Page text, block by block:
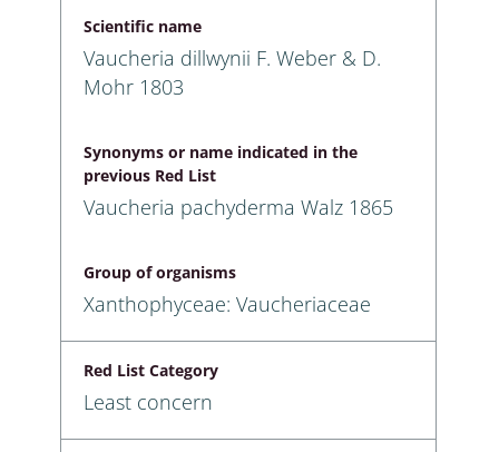
Scientific name
Vaucheria dillwynii F. Weber & D.
Mohr 1803
Synonyms or name indicated in the
previous Red List
Vaucheria pachyderma Walz 1865
Group of organisms
Xanthophyceae: Vaucheriaceae
Red List Category
Least concern